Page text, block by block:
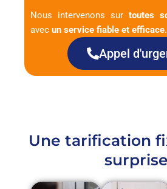
Nous intervenons sur toutes
avec un service fiable et efficace.
Appel
Une tarification
surprise